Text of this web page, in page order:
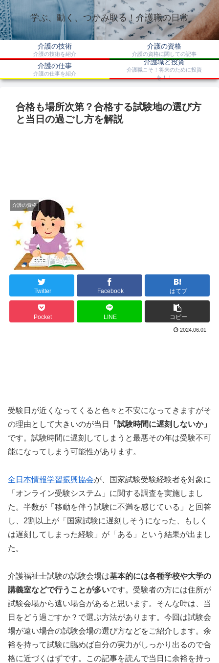
学ぶ、動く、つかみ取る！介護職の日常
介護の技術
介護の技術を紹介
介護の資格
介護の資格に関しての記事
介護の仕事
介護の仕事を紹介
介護職と投資
介護職こそ！将来のために投資
を！！
合格も場所次第？合格する試験地の選び方
と当日の過ごし方を解説
介護の資格
Twitter Facebook はてブ
Pocket LINE コピー
2024.06.01
受験日が近くなってくると色々と不安になってきますがそ
の理由として大きいのが当日
「試験時間に遅刻しないか」
です。試験時間に遅刻してしまうと最悪その年は受験不可
能になってしまう可能性があります。
全日本情報学習振興協会が、国家試験受験経験者を対象に
「オンライン受験システム」に関する調査を実施しまし
た。半数が「移動を伴う試験に不満を感じている」と回答
し、2割以上が「国家試験に遅刻しそうになった、もしく
は遅刻してしまった経験」が「ある」という結果が出まし
た。
介護福祉士試験の試験会場は基本的には各種学校や大学の
講義室などで行うことが多いです。受験者の方には住所が
試験会場から遠い場合があると思います。そんな時は、当
日をどう過ごすか？で選ぶ方法があります。今回は試験会
場が遠い場合の試験会場の選び方などをご紹介します。余
裕を持って試験に臨めば自分の実力がしっかり出るので合
格に近づくはずです。この記事を読んで当日に余裕を持っ